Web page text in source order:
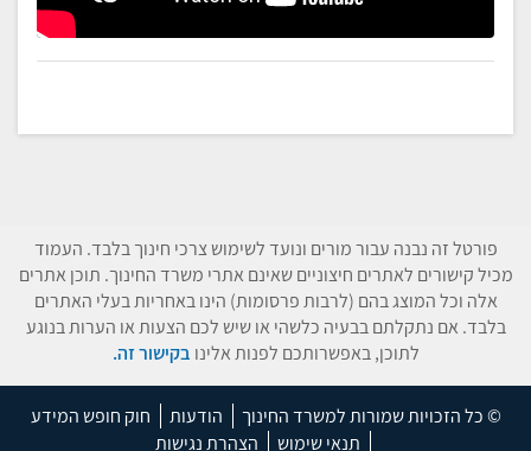
פורטל זה נבנה עבור מורים ונועד לשימוש צרכי חינוך בלבד. העמוד
מכיל קישורים לאתרים חיצוניים שאינם אתרי משרד החינוך. תוכן אתרים
אלה וכל המוצג בהם (לרבות פרסומות) הינו באחריות בעלי האתרים
בלבד. אם נתקלתם בבעיה כלשהי או שיש לכם הצעות או הערות בנוגע
לתוכן, באפשרותכם לפנות אלינו בקישור זה.
© כל הזכויות שמורות למשרד החינוך הודעות
חוק חופש המידע
תנאי שימוש
הצהרת נגישות